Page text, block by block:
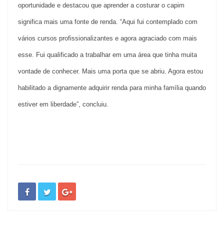
oportunidade e destacou que aprender a costurar o capim
significa mais uma fonte de renda. “Aqui fui contemplado com
vários cursos profissionalizantes e agora agraciado com mais
esse. Fui qualificado a trabalhar em uma área que tinha muita
vontade de conhecer. Mais uma porta que se abriu. Agora estou
habilitado a dignamente adquirir renda para minha família quando
estiver em liberdade”, concluiu.